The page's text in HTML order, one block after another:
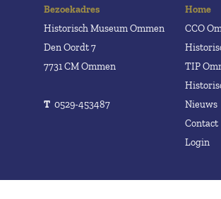
Bezoekadres
Historisch Museum Ommen
Den Oordt 7
7731 CM Ommen
T 0529-453487
Home
CCO
TIP
Nieuws
Contact
Login